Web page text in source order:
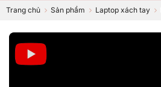
Trang chủ Sản phẩm Laptop xách tay